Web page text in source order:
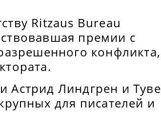
Ritzaus Bureau
премии с
конфликта,
Астрид Линдгрен и Туве
для писателей и